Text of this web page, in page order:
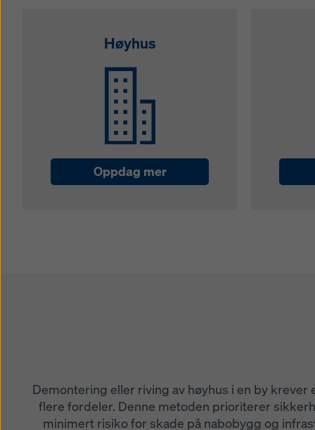
Høyhus
Oppdag mer
Demontering eller riving av høyhus i en by
flere fordeler. Denne metoden prioriterer
minimert risiko for skade på nabobygg og